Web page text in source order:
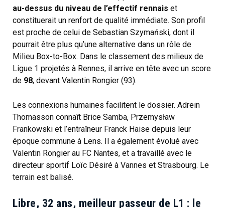
au-dessus du niveau de l’effectif rennais et
constituerait un renfort de qualité immédiate. Son profil
est proche de celui de Sebastian Szymański, dont il
pourrait être plus qu’une alternative dans un rôle de
Milieu Box-to-Box. Dans le classement des milieux de
Ligue 1 projetés à Rennes, il arrive en tête avec un score
de 98, devant Valentin Rongier (93).
Les connexions humaines facilitent le dossier. Adrein
Thomasson connaît Brice Samba, Przemysław
Frankowski et l’entraîneur Franck Haise depuis leur
époque commune à Lens. Il a également évolué avec
Valentin Rongier au FC Nantes, et a travaillé avec le
directeur sportif Loïc Désiré à Vannes et Strasbourg. Le
terrain est balisé.
Libre, 32 ans, meilleur passeur de L1 : le